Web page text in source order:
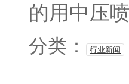
的用中压
分类： 行业新闻